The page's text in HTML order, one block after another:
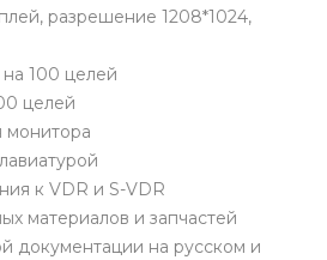
разрешение 1208*1024,
100 целей
целей
монитора
к VDR и S-VDR
материалов и запчастей
документации на русском и